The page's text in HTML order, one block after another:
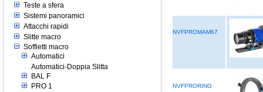
Teste a sfera
Sistemi panoramici
Attacchi rapidi
Slitte macro
Soffietti macro
Automatici
Automatici-Doppia Slitta
BAL F
PRO 1
NVFPROMAM67
NVFPRORING